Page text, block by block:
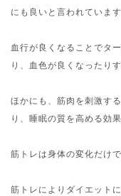
にも良いと言われています
血行が良くなることでタ
り、血色が良くなったり
ほかにも、筋肉を刺激す
り、睡眠の質を高める効
筋トレは身体の変化だけ
筋トレによりダイエット